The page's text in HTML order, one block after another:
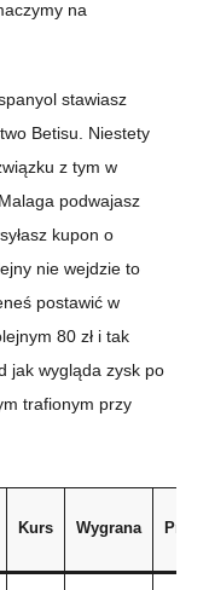
na
stawiasz
Betisu. Niestety
z tym w
podwajasz
kupon o
nie wejdzie to
postawić w
80 zł i tak
jak wygląda zysk po
trafionym przy
Kurs Wygrana